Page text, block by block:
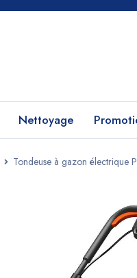
Nettoyage
Tondeuse à gazon